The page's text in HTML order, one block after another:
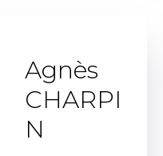
Agnès
CHARPI
N